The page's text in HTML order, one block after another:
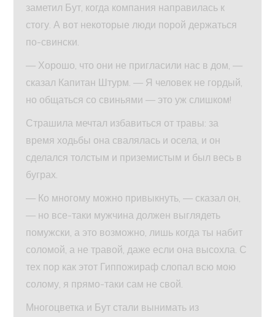
заметил Бут, когда компания направилась к
стогу. А вот некоторые люди порой держаться
по-свински.
— Хорошо, что они не пригласили нас в дом, —
сказал Капитан Штурм. — Я человек не гордый,
но общаться со свиньями — это уж слишком!
Страшила мечтал избавиться от травы: за
время ходьбы она свалялась и осела, и он
сделался толстым и приземистым и был весь в
буграх.
— Ко многому можно привыкнуть, — сказал он,
— но все-таки мужчина должен выглядеть
помужски, а это возможно, лишь когда ты набит
соломой, а не травой, даже если она высохла. С
тех пор как этот Гиппожираф слопал всю мою
солому, я прямо-таки сам не свой.
Многоцветка и Бут стали вынимать из